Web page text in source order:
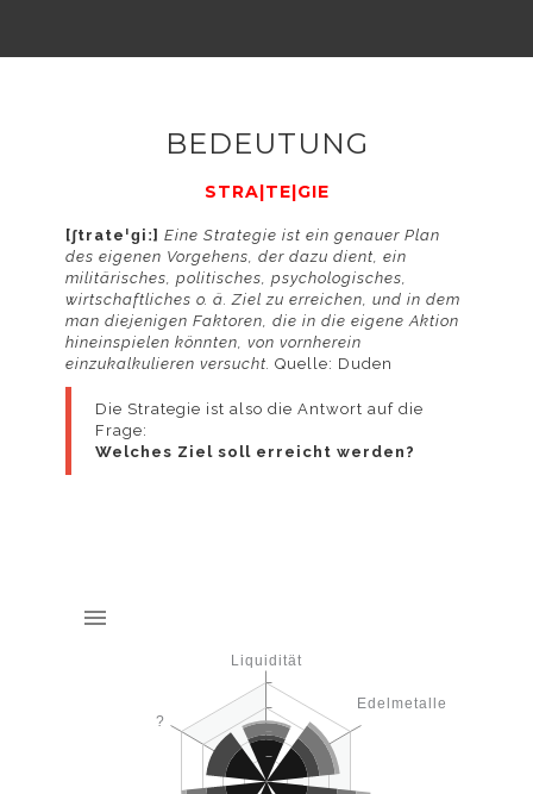
Detaillierte
Informationen
BEDEUTUNG
STRA|TE|GIE
[ʃtrateˈɡiː] Eine Strategie ist ein genauer Plan
des eigenen Vorgehens, der dazu dient, ein
militärisches, politisches, psychologisches,
wirtschaftliches o. ä. Ziel zu erreichen, und in dem
man diejenigen Faktoren, die in die eigene Aktion
hineinspielen könnten, von vornherein
einzukalkulieren versucht. Quelle: Duden
Die Strategie ist also die Antwort auf die
Frage:
Welches Ziel soll erreicht werden?
Liquidität
Edelmetalle
?